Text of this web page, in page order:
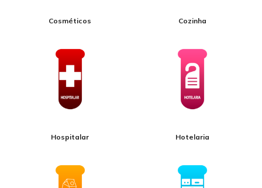
Cosméticos Cozinha
Hospitalar Hotelaria